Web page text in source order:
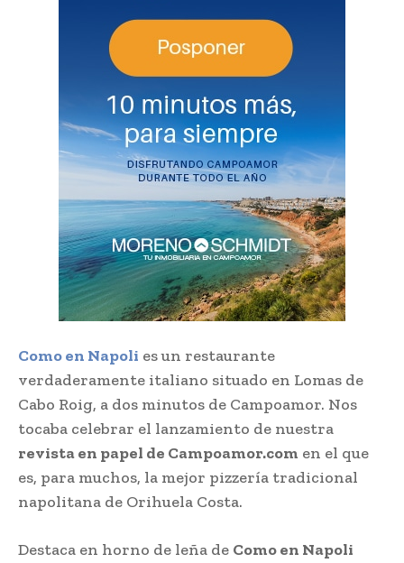
Como en Napoli es un restaurante
verdaderamente italiano situado en Lomas de
Cabo Roig, a dos minutos de Campoamor. Nos
tocaba celebrar el lanzamiento de nuestra
revista en papel de Campoamor.com en el que
es, para muchos, la mejor pizzería tradicional
napolitana de Orihuela Costa.
Destaca en horno de leña de Como en Napoli